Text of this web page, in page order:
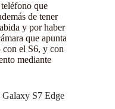
teléfono que
de tener
y por haber
que apunta
con el S6, y con
mediante
Galaxy S7 Edge